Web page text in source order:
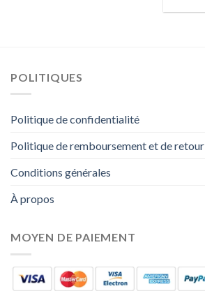
POLITIQUES
Politique de confidentialité
Politique de remboursement et de retour
Conditions générales
À propos
MOYEN DE PAIEMENT